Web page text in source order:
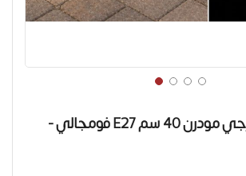
عامود اسود خارجي مودرن 40 سم E27 فومجالي -